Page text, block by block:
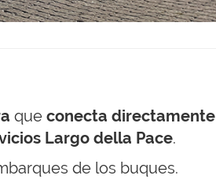
que conecta directamente
Largo della Pace.
de los buques.